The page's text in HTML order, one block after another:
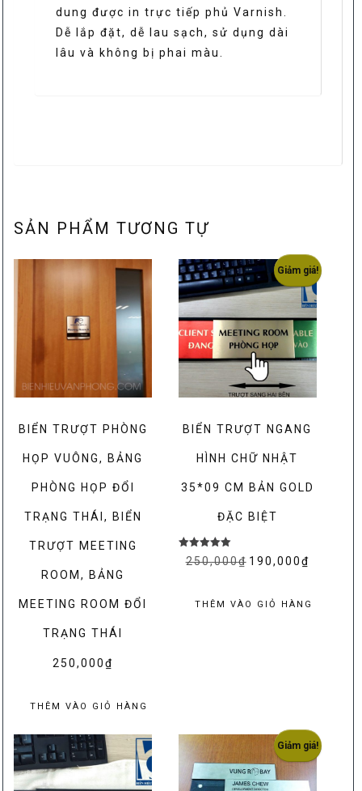
dung được in trực tiếp phủ Varnish.
Dễ lắp đặt, dễ lau sạch, sử dụng dài
lâu và không bị phai màu.
SẢN PHẨM TƯƠNG TỰ
BIỂN TRƯỢT PHÒNG
HỌP VUÔNG, BẢNG
PHÒNG HỌP ĐỔI
TRẠNG THÁI, BIỂN
TRƯỢT MEETING
ROOM, BẢNG
MEETING ROOM ĐỔI
TRẠNG THÁI
250,000₫
THÊM VÀO GIỎ HÀNG
Giảm giá!
BIỂN TRƯỢT NGANG
HÌNH CHỮ NHẬT
35*09 CM BẢN GOLD
ĐẶC BIỆT
Được xếp
hạng
250,000₫ Giá
là:
190,000₫Giá
tại
THÊM VÀO GIỎ HÀNG
Giảm giá!